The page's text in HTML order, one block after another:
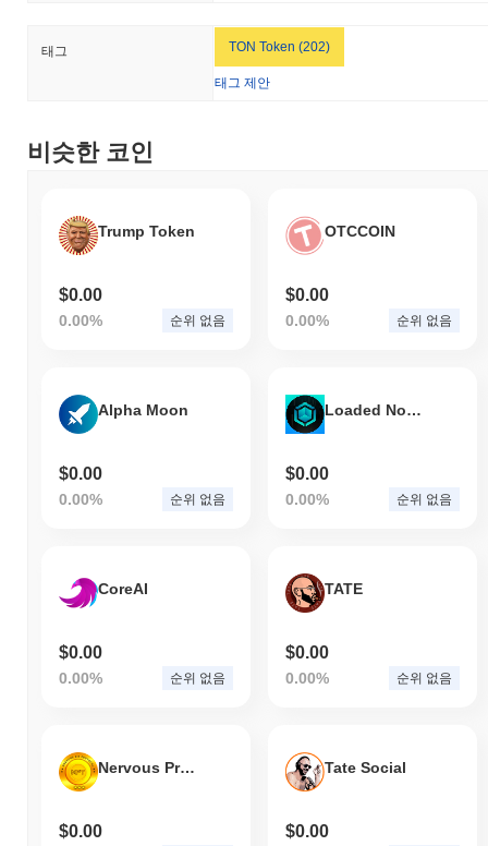
록한 전체 암호화폐 시장에 뒤처졌습니다. 이는 더 넓은 시장 모멘
텀과 비교하여 TRUMP3의 가격 움직임에서 일시적인 지연을 나타
태그 TON Token (202)
태그 제안
비슷한 코인
Trump Token
$0.00
0.00% 순위 없음
OTCCOIN
$0.00
0.00% 순위 없음
Alpha Moon
$0.00
0.00% 순위 없음
Loaded Nodes Token
$0.00
0.00% 순위 없음
CoreAI
$0.00
0.00% 순위 없음
TATE
$0.00
0.00% 순위 없음
Nervous Protocol
$0.00
Tate Social
$0.00